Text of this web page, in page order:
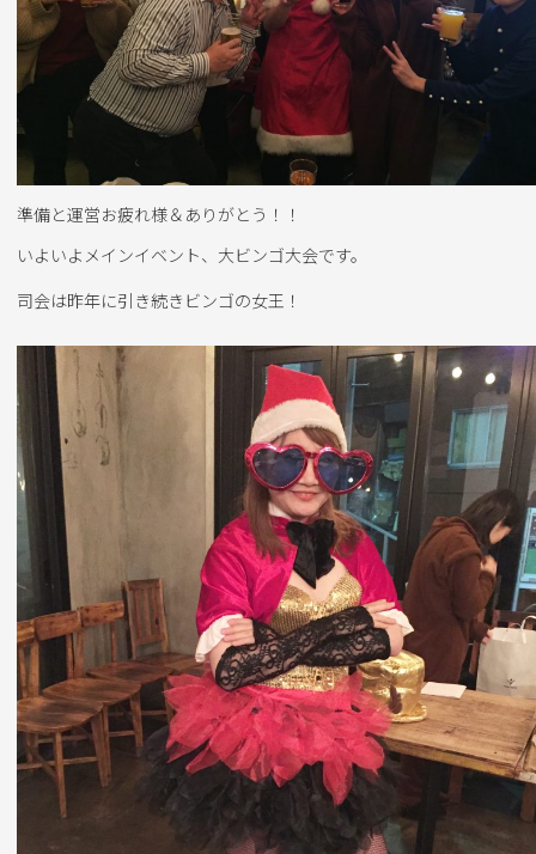
準備と運営お疲れ様＆ありがとう！！
いよいよメインイベント、大ビンゴ大会です。
司会は昨年に引き続きビンゴの女王！